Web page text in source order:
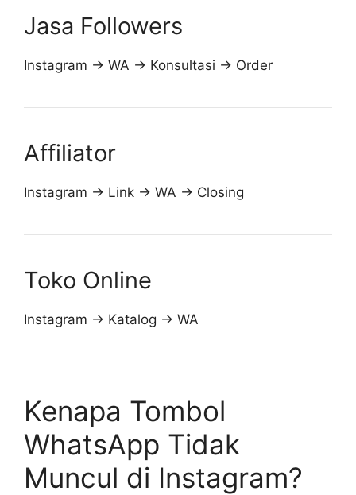
Jasa Followers
Instagram → WA → Konsultasi → Order
Affiliator
Instagram → Link → WA → Closing
Toko Online
Instagram → Katalog → WA
Kenapa Tombol
WhatsApp Tidak
Muncul di Instagram?